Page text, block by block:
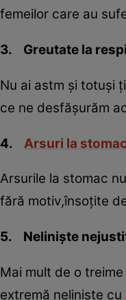
femeilor care au
3. Greutate la
Nu ai astm şi totuşi
ce ne desfăşurăm
4. Arsuri la
Arsurile la stomac
fără motiv,însoţite
5. Nelinişte
Mai mult de o
extremă nelinişte